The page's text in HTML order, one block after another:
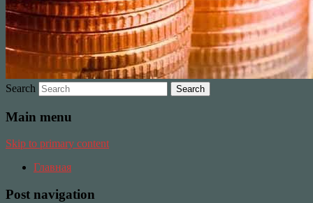
Search
Main menu
Skip to primary content
Главная
Post navigation